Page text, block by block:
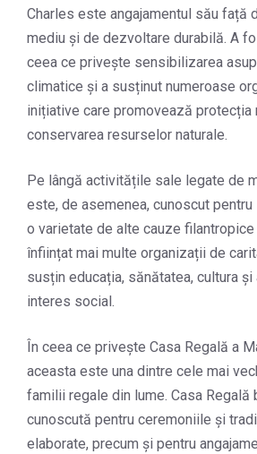
Charles este angajamentul său față
mediu și de dezvoltare durabilă. A
ceea ce privește sensibilizarea
climatice și a susținut numeroase
inițiative care promovează protecția
conservarea resurselor naturale.
Pe lângă activitățile sale legate de
este, de asemenea, cunoscut
o varietate de alte cauze
înființat mai multe organizații de
susțin educația, sănătatea, cultura
interes social.
În ceea ce privește Casa Regală a
aceasta este una dintre cele mai
familii regale din lume. Casa Regală
cunoscută pentru ceremoniile și
elaborate, precum și pentru